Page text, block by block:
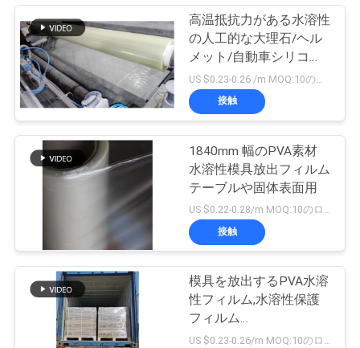
引
金
を
求
め
さ
い
PVAの水溶性の種テ
ープ
生物分解性のプラス
チック フィルム
高温抵抗力がある水溶性
の人工的な大理石/ヘル
メット/自動車シリコー
ンの管解放のフィルム
接触
1840mm 幅のPVA素材
水溶性模具放出フィルム
テーブルや固体表面用
US $0.22-0.28/m MOQ:10のロール
接触
模具を放出するPVA水溶
性フィルム,水溶性保護
フィルム
(1870mmx1000mx35micron)
US $0.23-0.26/m MOQ:10のロール